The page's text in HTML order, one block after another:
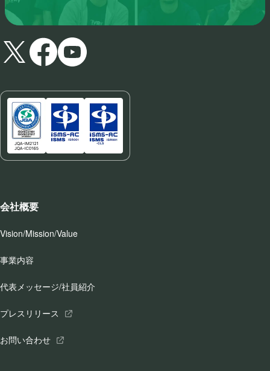
会社概要
Vision/Mission/Value
事業内容
代表メッセージ/社員紹介
プレスリリース
お問い合わせ